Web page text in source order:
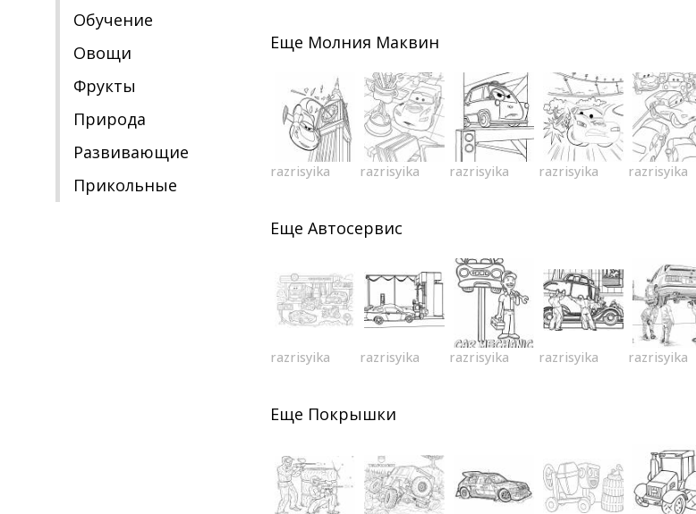
Обучение
Овощи
Фрукты
Природа
Развивающие
Прикольные
Еще Молния Маквин
razrisyika razrisyika razrisyika razrisyika razrisyika
Еще Автосервис
razrisyika razrisyika razrisyika razrisyika razrisyika
Еще Покрышки